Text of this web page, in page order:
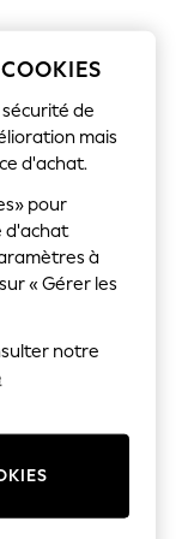
de
mais
d'achat.
pour
d'achat
à
« Gérer les
notre